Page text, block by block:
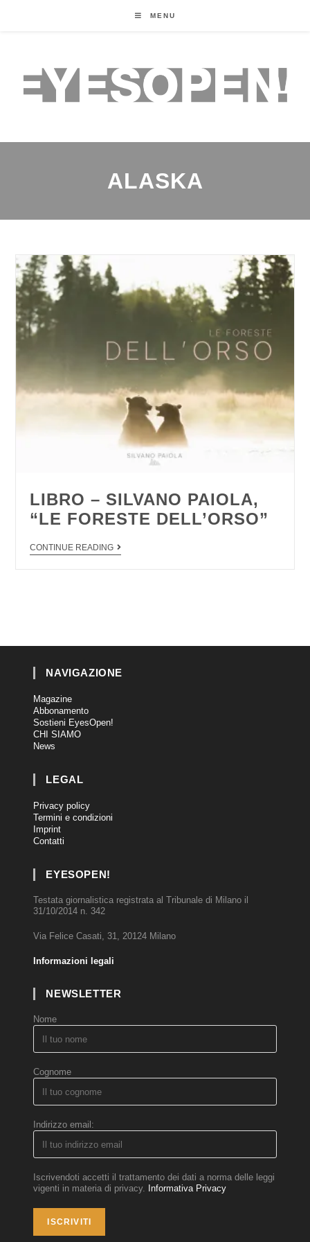
MENU
ALASKA
LIBRO – SILVANO PAIOLA,
“LE FORESTE DELL’ORSO”
CONTINUE READING
NAVIGAZIONE
Magazine
Abbonamento
Sostieni EyesOpen!
CHI SIAMO
News
LEGAL
Privacy policy
Termini e condizioni
Imprint
Contatti
EYESOPEN!
Testata giornalistica registrata al Tribunale di Milano il
31/10/2014 n. 342
Via Felice Casati, 31, 20124 Milano
Informazioni legali
NEWSLETTER
Nome
Cognome
Indirizzo email:
Iscrivendoti accetti il trattamento dei dati a norma delle leggi
vigenti in materia di privacy. Informativa Privacy